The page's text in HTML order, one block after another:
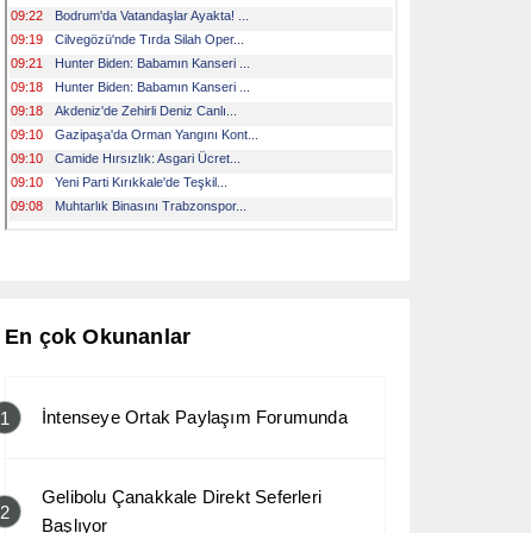
En çok Okunanlar
1 İntenseye Ortak Paylaşım Forumunda
2
Gelibolu Çanakkale Direkt Seferleri
Başlıyor